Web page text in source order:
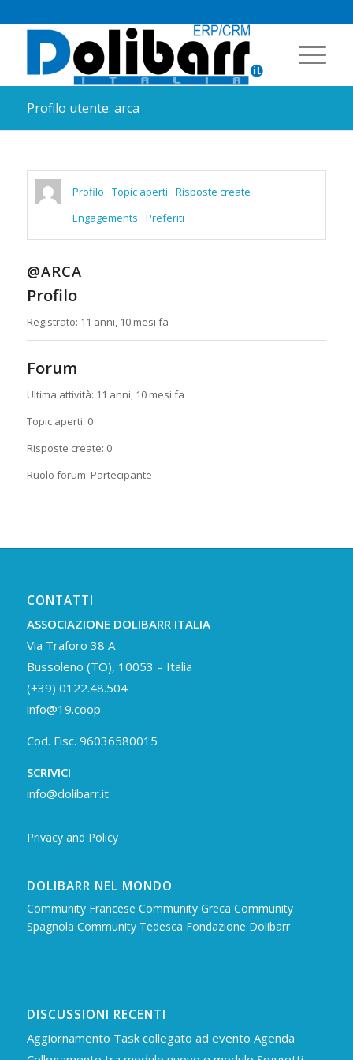
Profilo utente: arca
Profilo Topic aperti
Risposte create
Engagements
Preferiti
@ARCA
Profilo
Registrato: 11 anni, 10 mesi fa
Forum
Ultima attività: 11 anni, 10 mesi fa
Topic aperti: 0
Risposte create: 0
Ruolo forum: Partecipante
CONTATTI
ASSOCIAZIONE DOLIBARR ITALIA
Via Traforo 38 A
Bussoleno (TO), 10053 – Italia
(+39) 0122.48.504
info@19.coop
Cod. Fisc. 96036580015
SCRIVICI
info@dolibarr.it
Privacy and Policy
DOLIBARR NEL MONDO
Community Francese Community Greca Community
Spagnola Community Tedesca Fondazione Dolibarr
DISCUSSIONI RECENTI
Aggiornamento Task collegato ad evento Agenda